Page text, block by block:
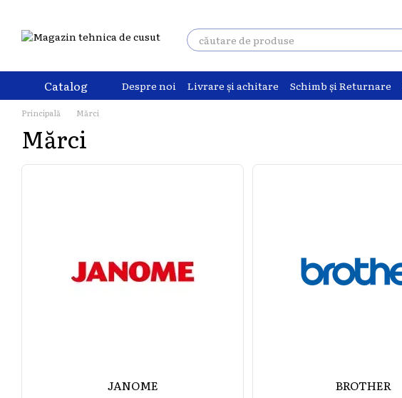
Catalog Despre noi Livrare și achitare Schimb și Returnare
Principală Mărci
Mărci
JANOME BROTHER